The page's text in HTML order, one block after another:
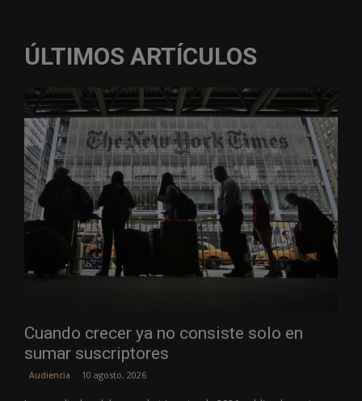
ÚLTIMOS ARTÍCULOS
Cuando crecer ya no consiste solo en
sumar suscriptores
Audiencia 10 agosto, 2026